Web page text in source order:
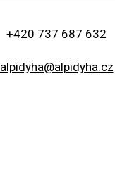
+420 737 687 632
alpidyha@alpidyha.cz